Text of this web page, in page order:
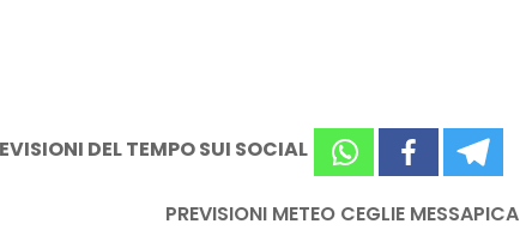
DEL TEMPO SUI SOCIAL
PREVISIONI METEO CEGLIE MESSAPICA